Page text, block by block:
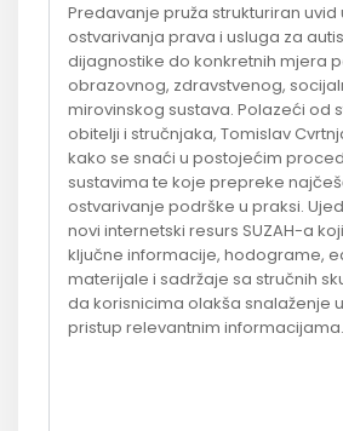
Predavanje pruža strukturiran uvid
ostvarivanja prava i usluga za
dijagnostike do konkretnih mjera
obrazovnog, zdravstvenog,
mirovinskog sustava. Polazeći od
obitelji i stručnjaka, Tomislav
kako se snaći u postojećim
sustavima te koje prepreke
ostvarivanje podrške u praksi.
novi internetski resurs SUZAH-a
ključne informacije, hodograme,
materijale i sadržaje sa stručnih
da korisnicima olakša snalaženje
pristup relevantnim informacijama.